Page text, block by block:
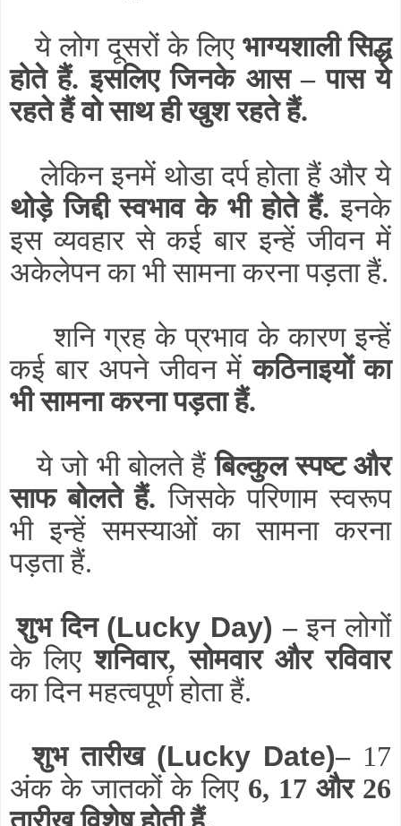
ये लोग दूसरों के लिए भाग्यशाली सिद्ध
होते हैं. इसलिए जिनके आस – पास ये
रहते हैं वो साथ ही खुश रहते हैं.
लेकिन इनमें थोडा दर्प होता हैं और ये
थोड़े जिद्दी स्वभाव के भी होते हैं.इनके
इस व्यवहार से कई बार इन्हें जीवन में
अकेलेपन का भी सामना करना पड़ता हैं.
शनि ग्रह के प्रभाव के कारण इन्हें
कई बार अपने जीवन मेंकठिनाइयों का
भी सामना करना पड़ता हैं.
ये जो भी बोलते हैंबिल्कुल स्पष्ट और
साफ बोलते हैं. जिसके परिणाम स्वरूप
भी इन्हें समस्याओं का सामना करना
पड़ता हैं.
शुभ दिन (Lucky Day) –इन लोगों
के लिएशनिवार, सोमवार और रविवार
का दिन महत्वपूर्ण होता हैं.
शुभ तारीख (Lucky Date)–17
अंक के जातकों के लिए 6, 17 और 26